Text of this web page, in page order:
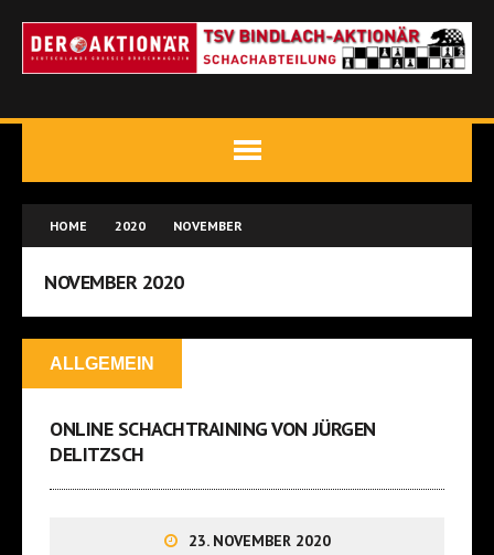
HOME 2020 NOVEMBER
NOVEMBER 2020
ALLGEMEIN
ONLINE SCHACHTRAINING VON JÜRGEN
DELITZSCH
23. NOVEMBER 2020